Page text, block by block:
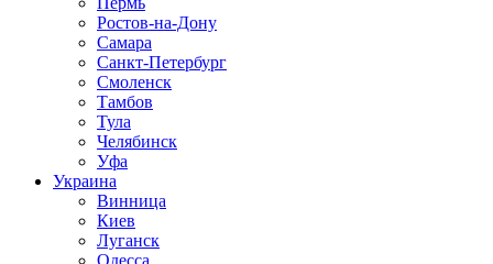
Ростов-на-Дону
Самара
Санкт-Петербург
Смоленск
Тамбов
Тула
Челябинск
Уфа
Украина
Винница
Киев
Луганск
Одесса